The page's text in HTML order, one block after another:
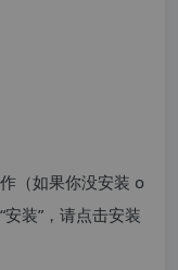
（如果你没安装 o
装”，请点击安装